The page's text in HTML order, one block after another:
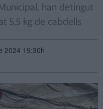
han detingut
5,5 kg de cabdells
2024 19:30h